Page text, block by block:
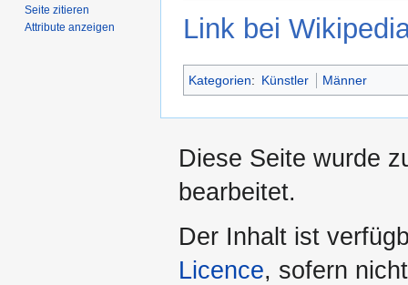
Link bei
Kategorien: Künstler Männer
Seite zitieren
Attribute anzeigen
Diese Seite wurde
bearbeitet.
Der Inhalt ist
Licence, sofern